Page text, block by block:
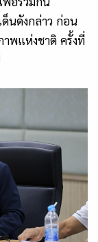
นดังกล่าว ก่อน
าพแห่งชาติ ครั้งที่